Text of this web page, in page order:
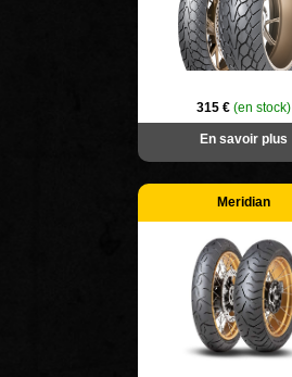
315 € (en stock)
En savoir plus
Meridian